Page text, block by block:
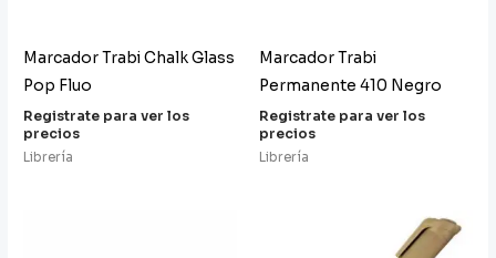
Marcador Trabi Chalk Glass
Pop Fluo
Registrate para ver los
precios
Librería
Marcador Trabi
Permanente 410 Negro
Registrate para ver los
precios
Librería